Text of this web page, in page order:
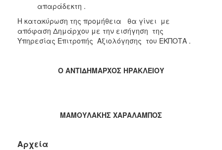
απαράδεκτη .
Η κατακύρωση της προμήθεια θα γίνει με
απόφαση Δημάρχου με την εισήγηση της
Υπηρεσίας Επιτροπής Αξιολόγησης του ΕΚΠΟΤΑ .
Ο ΑΝΤΙΔΗΜΑΡΧΟΣ ΗΡΑΚΛΕΙΟΥ
ΜΑΜΟΥΛΑΚΗΣ ΧΑΡΑΛΑΜΠΟΣ
Αρχεία